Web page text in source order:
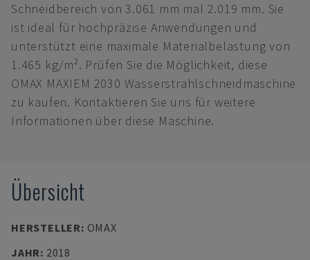
Schneidbereich von 3.061 mm mal 2.019 mm. Sie
ist ideal für hochpräzise Anwendungen und
unterstützt eine maximale Materialbelastung von
1.465 kg/m². Prüfen Sie die Möglichkeit, diese
OMAX MAXIEM 2030 Wasserstrahlschneidmaschine
zu kaufen. Kontaktieren Sie uns für weitere
Informationen über diese Maschine.
Übersicht
HERSTELLER: OMAX
JAHR: 2018